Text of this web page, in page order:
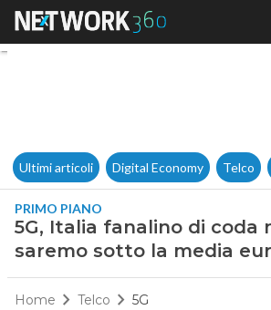
5G, Italia
Ultimi articoli Digital Economy Telco
PRIMO PIANO
5G, Italia fanalino di coda
saremo sotto la media
Home Telco 5G